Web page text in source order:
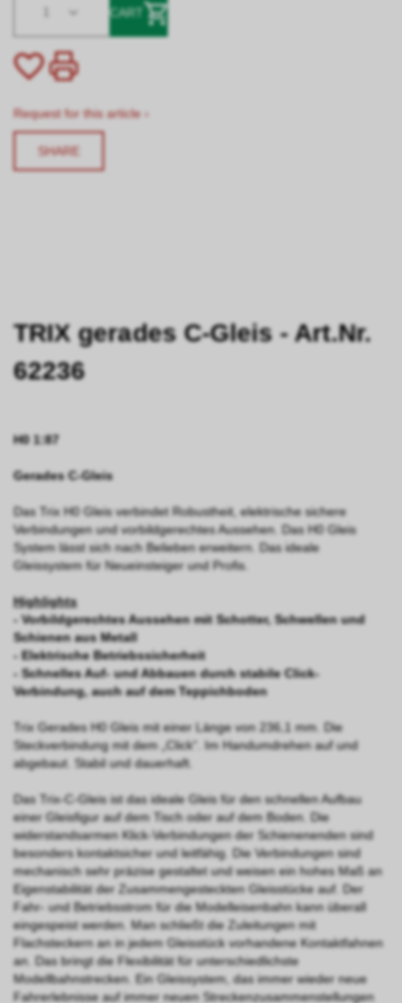
CART
Request for this article ›
SHARE
TRIX gerades C-Gleis - Art.Nr.
62236
H0 1:87
Gerades C-Gleis
Das Trix H0 Gleis verbindet Robustheit, elektrische sichere
Verbindungen und vorbildgerechtes Aussehen. Das H0 Gleis
System lässt sich nach Belieben erweitern. Das ideale
Gleissystem für Neueinsteiger und Profis.
Highlights
- Vorbildgerechtes Aussehen mit Schotter, Schwellen und
Schienen aus Metall
- Elektrische Betriebssicherheit
- Schnelles Auf- und Abbauen durch stabile Click-
Verbindung, auch auf dem Teppichboden
Trix Gerades H0 Gleis mit einer Länge von 236,1 mm. Die
Steckverbindung mit dem „Click“. Im Handumdrehen auf und
abgebaut. Stabil und dauerhaft.
Das Trix-C-Gleis ist das ideale Gleis für den schnellen Aufbau
einer Gleisfigur auf dem Tisch oder auf dem Boden. Die
widerstandsarmen Klick-Verbindungen der Schienenenden sind
besonders kontaktsicher und leitfähig. Die Verbindungen sind
mechanisch sehr präzise gestaltet und weisen ein hohes Maß an
Eigenstabilität der Zusammengesteckten Gleisstücke auf. Der
Fahr- und Betriebsstrom für die Modelleisenbahn kann überall
eingespeist werden. Man schließt die Zuleitungen mit
Flachsteckern an in jedem Gleisstück vorhandene Kontaktfahnen
an. Das bringt die Flexibilität für unterschiedlichste
Modellbahnstrecken. Ein Gleissystem, das immer wieder neue
Fahrerlebnisse auf immer neuen Streckenzusammenstellungen